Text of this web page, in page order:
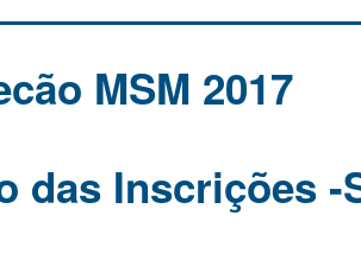
MSM 2017
das Inscrições -